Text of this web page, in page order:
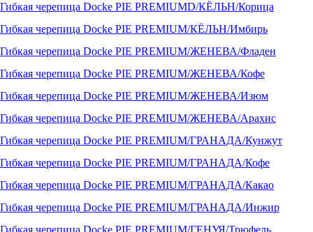
Гибкая черепица Docke PIE PREMIUMD/КЁЛЬН/Корица
Гибкая черепица Docke PIE PREMIUM/КЁЛЬН/Имбирь
Гибкая черепица Docke PIE PREMIUM/ЖЕНЕВА/Фладен
Гибкая черепица Docke PIE PREMIUM/ЖЕНЕВА/Кофе
Гибкая черепица Docke PIE PREMIUM/ЖЕНЕВА/Изюм
Гибкая черепица Docke PIE PREMIUM/ЖЕНЕВА/Арахис
Гибкая черепица Docke PIE PREMIUM/ГРАНАДА/Кунжут
Гибкая черепица Docke PIE PREMIUM/ГРАНАДА/Кофе
Гибкая черепица Docke PIE PREMIUM/ГРАНАДА/Какао
Гибкая черепица Docke PIE PREMIUM/ГРАНАДА/Инжир